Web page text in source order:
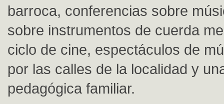
barroca, conferencias sobre
sobre instrumentos de cuerda
ciclo de cine, espectáculos de
por las calles de la localidad y
pedagógica familiar.